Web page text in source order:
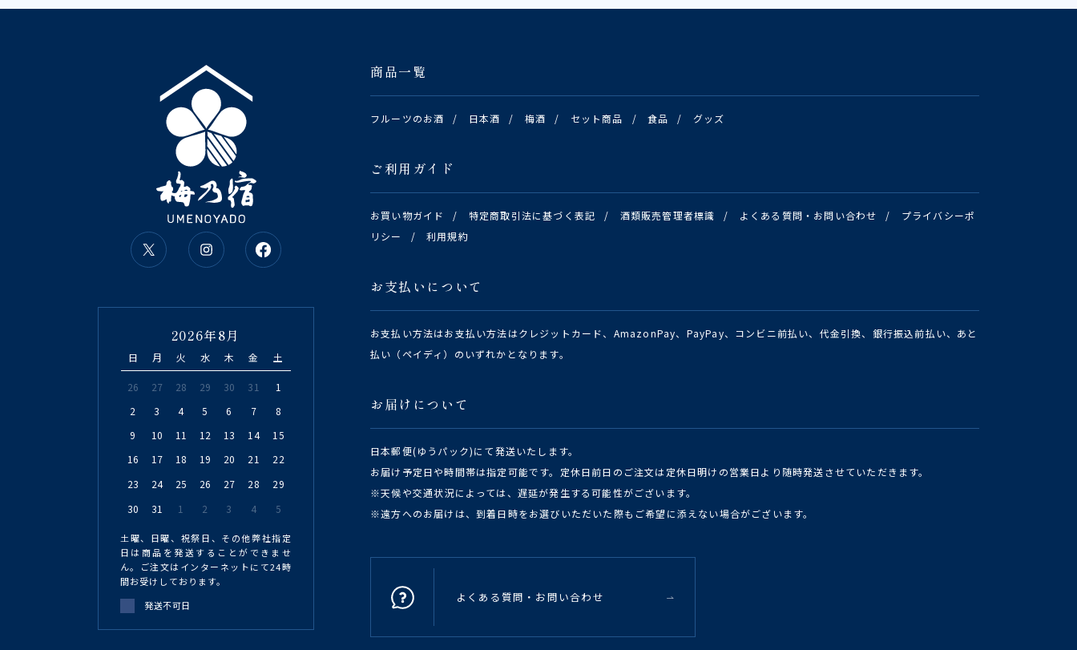
商品一覧
フルーツのお酒 / 日本酒 / 梅酒 / セット商品 / 食品 / グッズ
ご利用ガイド
お買い物ガイド / 特定商取引法に基づく表記 / 酒類販売管理者標識 / よくある質問・お問い合わせ /
プライバシーポ
リシー
/ 利用規約
お支払いについて
お支払い方法はお支払い方法はクレジットカード、AmazonPay、PayPay、コンビニ前払い、代金引換、銀行振込前払い、あと
払い（ペイディ）のいずれかとなります。
お届けについて
日本郵便(ゆうパック)にて発送いたします。
お届け予定日や時間帯は指定可能です。定休日前日のご注文は定休日明けの営業日より随時発送させていただきます。
※天候や交通状況によっては、遅延が発生する可能性がございます。
※遠方へのお届けは、到着日時をお選びいただいた際もご希望に添えない場合がございます。
よくある質問・お問い合わせ
2026年8月
日 月 火 水 木 金 土
26 27 28 29 30 31
1
2
3 4 5 6 7
8
9
10 11 12 13 14
15
16
17 18 19 20 21
22
23
24 25 26 27 28
29
30
31 1 2 3 4 5
土曜、日曜、祝祭日、その他弊社指定
日は商品を発送することができませ
ん。ご注文はインターネットにて24時
間お受けしております。
発送不可日